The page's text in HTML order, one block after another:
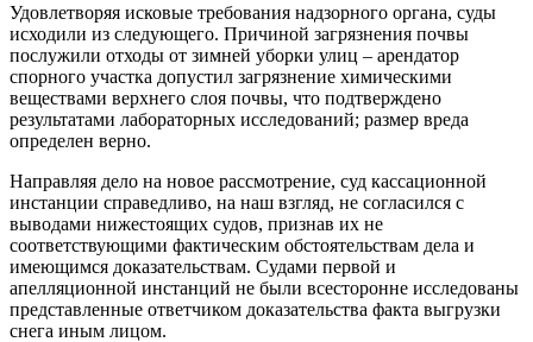
Удовлетворяя исковые требования надзорного органа, суды
исходили из следующего. Причиной загрязнения почвы
послужили отходы от зимней уборки улиц – арендатор
спорного участка допустил загрязнение химическими
веществами верхнего слоя почвы, что подтверждено
результатами лабораторных исследований; размер вреда
определен верно.
Направляя дело на новое рассмотрение, суд кассационной
инстанции справедливо, на наш взгляд, не согласился с
выводами нижестоящих судов, признав их не
соответствующими фактическим обстоятельствам дела и
имеющимся доказательствам. Судами первой и
апелляционной инстанций не были всесторонне исследованы
представленные ответчиком доказательства факта выгрузки
снега иным лицом.